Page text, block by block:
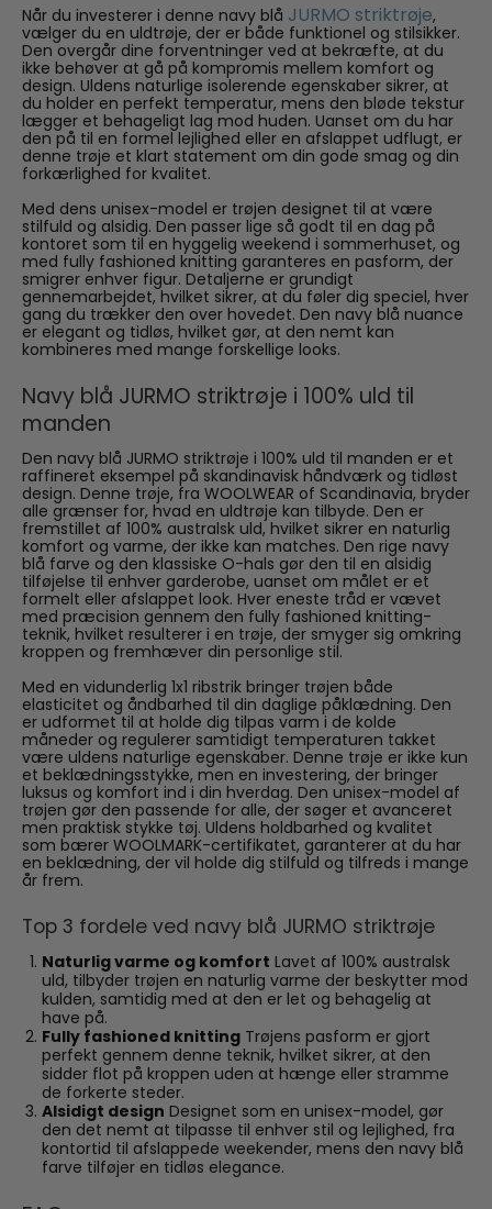
Når du investerer i denne navy blå JURMO striktrøje,
vælger du en uldtrøje, der er både funktionel og stilsikker.
Den overgår dine forventninger ved at bekræfte, at du
ikke behøver at gå på kompromis mellem komfort og
design. Uldens naturlige isolerende egenskaber sikrer, at
du holder en perfekt temperatur, mens den bløde tekstur
lægger et behageligt lag mod huden. Uanset om du har
den på til en formel lejlighed eller en afslappet udflugt, er
denne trøje et klart statement om din gode smag og din
forkærlighed for kvalitet.
Med dens unisex-model er trøjen designet til at være
stilfuld og alsidig. Den passer lige så godt til en dag på
kontoret som til en hyggelig weekend i sommerhuset, og
med fully fashioned knitting garanteres en pasform, der
smigrer enhver figur. Detaljerne er grundigt
gennemarbejdet, hvilket sikrer, at du føler dig speciel, hver
gang du trækker den over hovedet. Den navy blå nuance
er elegant og tidløs, hvilket gør, at den nemt kan
kombineres med mange forskellige looks.
Navy blå JURMO striktrøje i 100% uld til
manden
Den navy blå JURMO striktrøje i 100% uld til manden er et
raffineret eksempel på skandinavisk håndværk og tidløst
design. Denne trøje, fra WOOLWEAR of Scandinavia, bryder
alle grænser for, hvad en uldtrøje kan tilbyde. Den er
fremstillet af 100% australsk uld, hvilket sikrer en naturlig
komfort og varme, der ikke kan matches. Den rige navy
blå farve og den klassiske O-hals gør den til en alsidig
tilføjelse til enhver garderobe, uanset om målet er et
formelt eller afslappet look. Hver eneste tråd er vævet
med præcision gennem den fully fashioned knitting-
teknik, hvilket resulterer i en trøje, der smyger sig omkring
kroppen og fremhæver din personlige stil.
Med en vidunderlig 1x1 ribstrik bringer trøjen både
elasticitet og åndbarhed til din daglige påklædning. Den
er udformet til at holde dig tilpas varm i de kolde
måneder og regulerer samtidigt temperaturen takket
være uldens naturlige egenskaber. Denne trøje er ikke kun
et beklædningsstykke, men en investering, der bringer
luksus og komfort ind i din hverdag. Den unisex-model af
trøjen gør den passende for alle, der søger et avanceret
men praktisk stykke tøj. Uldens holdbarhed og kvalitet
som bærer WOOLMARK-certifikatet, garanterer at du har
en beklædning, der vil holde dig stilfuld og tilfreds i mange
år frem.
Top 3 fordele ved navy blå JURMO striktrøje
Naturlig varme og komfort Lavet af 100% australsk
uld, tilbyder trøjen en naturlig varme der beskytter mod
kulden, samtidig med at den er let og behagelig at
have på.
Fully fashioned knittingTrøjens pasform er gjort
perfekt gennem denne teknik, hvilket sikrer, at den
sidder flot på kroppen uden at hænge eller stramme
de forkerte steder.
Alsidigt design Designet som en unisex-model, gør
den det nemt at tilpasse til enhver stil og lejlighed, fra
kontortid til afslappede weekender, mens den navy blå
farve tilføjer en tidløs elegance.